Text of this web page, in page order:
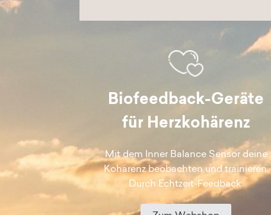
Biofeedback-Geräte
für Herzkohärenz
Mit dem Inner Balance Sensor deine
Kohärenz beobachten und trainieren.
Durch Echtzeit-Feedback.